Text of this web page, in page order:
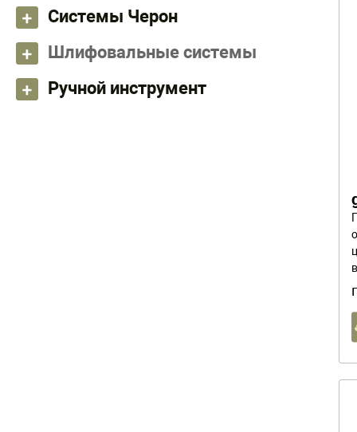
Системы Черон
Шлифовальные системы
Ручной инструмент